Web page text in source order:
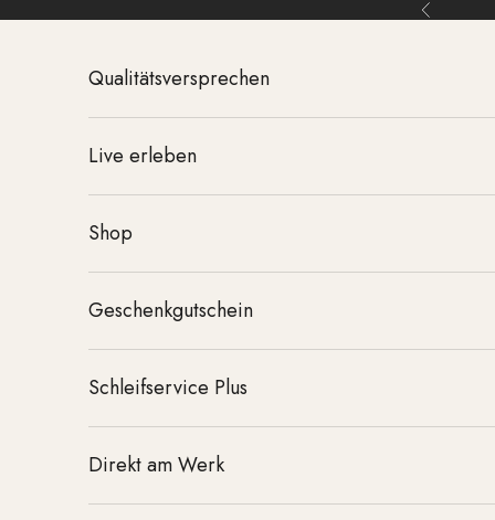
Zum Inhalt springen Zurück
Qualitätsversprechen
Live erleben
Shop
Geschenkgutschein
Schleifservice Plus
Direkt am Werk